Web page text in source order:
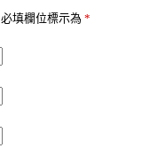
必填欄位標示為 *